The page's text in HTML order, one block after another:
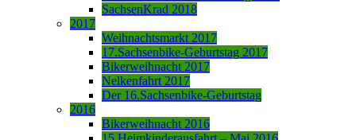
SachsenKrad 2018
2017
Weihnachtsmarkt 2017
17.Sachsenbike-Geburtstag 2017
Bikerweihnacht 2017
Nelkenfahrt 2017
Der 16.Sachsenbike-Geburtstag
2016
Bikerweihnacht 2016